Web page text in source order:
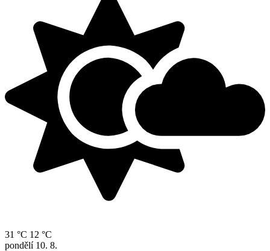
31 °C 12 °C
pondělí 10. 8.